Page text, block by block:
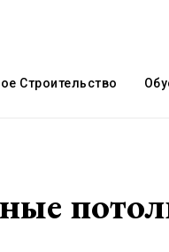
Строительство